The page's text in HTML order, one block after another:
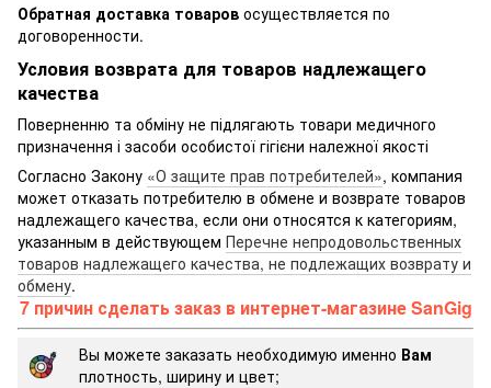
Обратная доставка товаров осуществляется по
договоренности.
Условия возврата для товаров надлежащего
качества
Поверненню та обміну не підлягають товари медичного
призначення і засоби особистої гігієни належної якості
Согласно Закону «О защите прав потребителей», компания
может отказать потребителю в обмене и возврате товаров
надлежащего качества, если они относятся к категориям,
указанным в действующем Перечне непродовольственных
товаров надлежащего качества, не подлежащих возврату и
обмену.
7 причин сделать заказ в интернет-магазине SanGig
Вы можете заказать необходимую именно Вам
плотность, ширину и цвет;